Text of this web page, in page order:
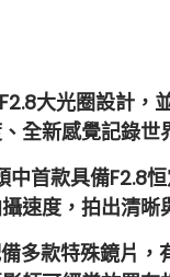
大光圈設計
全新感覺記錄世
款具備F2.8
速度，拍出清晰
款特殊鏡片，